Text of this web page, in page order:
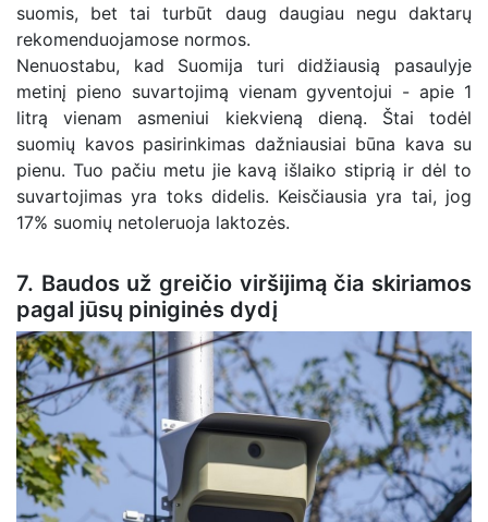
suomis, bet tai turbūt daug daugiau negu daktarų
rekomenduojamose normos.
Nenuostabu, kad Suomija turi didžiausią pasaulyje
metinį pieno suvartojimą vienam gyventojui - apie 1
litrą vienam asmeniui kiekvieną dieną. Štai todėl
suomių kavos pasirinkimas dažniausiai būna kava su
pienu. Tuo pačiu metu jie kavą išlaiko stiprią ir dėl to
suvartojimas yra toks didelis. Keisčiausia yra tai, jog
17% suomių netoleruoja laktozės.
7. Baudos už greičio viršijimą čia skiriamos
pagal jūsų piniginės dydį